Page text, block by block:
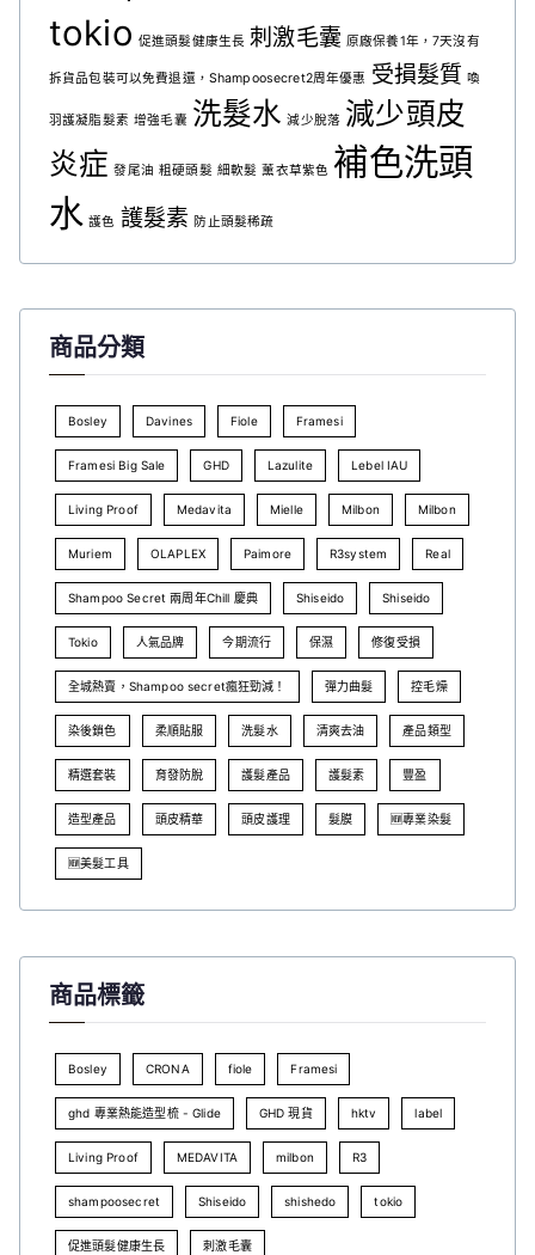
tokio 促進頭髮健康生長 刺激毛囊 原廠保養1年，7天沒有
拆貨品包裝可以免費退還，Shampoosecret2周年優惠 受損髮質 喚
羽護凝脂髮素 增強毛囊 洗髮水 減少脫落 減少頭皮
炎症 發尾油 粗硬頭髮 細軟髮 薰衣草紫色 補色洗頭
水 護色 護髮素 防止頭髮稀疏
商品分類
Bosley Davines Fiole Framesi
Framesi Big Sale GHD Lazulite Lebel IAU
Living Proof Medavita Mielle Milbon Milbon
Muriem OLAPLEX Paimore R3system Real
Shampoo Secret 兩周年Chill 慶典 Shiseido Shiseido
Tokio 人氣品牌 今期流行 保濕 修復受損
全城熱賣，Shampoo secret瘋狂勁減！ 彈力曲髮 控毛燥
染後鎖色 柔順貼服 洗髮水 清爽去油 產品類型
精選套裝 育發防脫 護髮產品 護髮素 豐盈
造型產品 頭皮精華 頭皮護理 髮膜 🆕專業染髮
🆕美髮工具
商品標籤
Bosley CRONA fiole Framesi
ghd 專業熱能造型梳 - Glide GHD 現貨 hktv label
Living Proof MEDAVITA milbon R3
shampoosecret Shiseido shishedo tokio
促進頭髮健康生長 刺激毛囊